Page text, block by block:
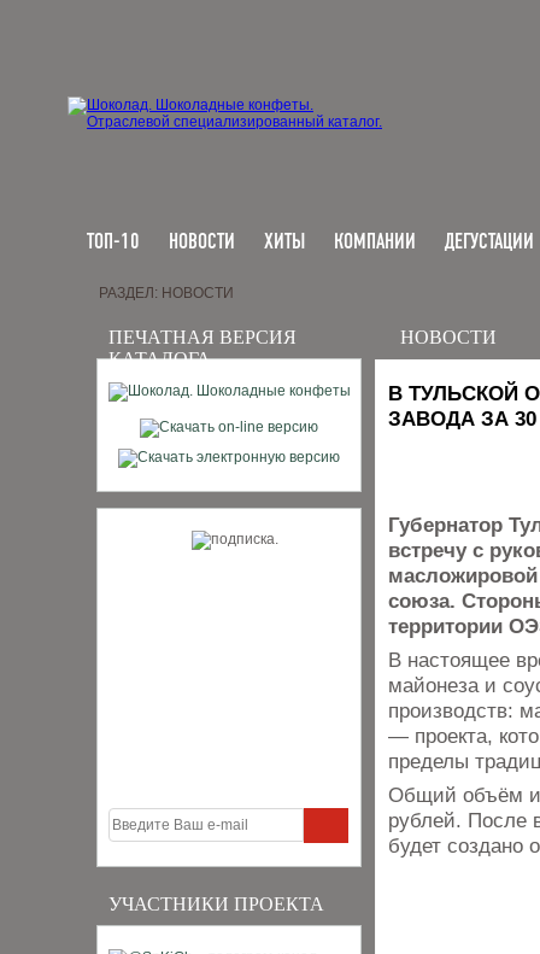
ТОП-10 НОВОСТИ ХИТЫ КОМПАНИИ ДЕГУСТАЦИИ
ПЕЧАТНАЯ ВЕРСИЯ
КАТАЛОГА
УЧАСТНИКИ ПРОЕКТА
РАЗДЕЛ: НОВОСТИ
НОВОСТИ
В ТУЛЬСКОЙ
ЗАВОДА ЗА
Губернатор
встречу с
масложировой
союза.
территории
В настоящее
майонеза и
производств:
— проекта,
пределы
Общий объём
рублей. После
будет создано